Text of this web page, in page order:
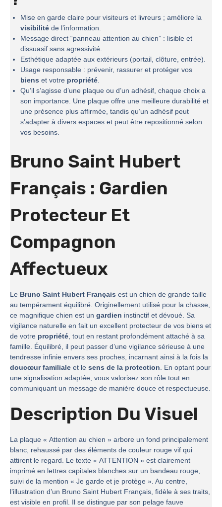
Mise en garde claire pour visiteurs et livreurs ; améliore la
visibilité de l’information.
Message direct “panneau attention au chien” : lisible et
dissuasif sans agressivité.
Esthétique adaptée aux extérieurs (portail, clôture, entrée).
Usage responsable : prévenir, rassurer et protéger vos
biens et votre propriété.
Qu’il s’agisse d’une plaque ou d’un adhésif, chaque choix a
son importance. Une plaque offre une meilleure durabilité et
une présence plus affirmée, tandis qu’un adhésif peut
s’adapter à divers espaces et peut être repositionné selon
vos besoins.
Bruno Saint Hubert
Français : Gardien
Protecteur Et
Compagnon
Affectueux
Le Bruno Saint Hubert Français est un chien de grande taille
au tempérament équilibré. Originellement utilisé pour la chasse,
ce magnifique chien est un gardien instinctif et dévoué. Sa
vigilance naturelle en fait un excellent protecteur de vos biens et
de votre propriété, tout en restant profondément attaché à sa
famille. Équilibré, il peut passer d’une vigilance sérieuse à une
tendresse infinie envers ses proches, incarnant ainsi à la fois la
doucœur familiale et le sens de la protection. En optant pour
une signalisation adaptée, vous valorisez son rôle tout en
communiquant un message de manière douce et respectueuse.
Description Du Visuel
La plaque « Attention au chien » arbore un fond principalement
blanc, rehaussé par des éléments de couleur rouge vif qui
attirent le regard. Le texte « ATTENTION » est clairement
imprimé en lettres capitales blanches sur un bandeau rouge,
suivi de la mention « Je garde et je protège ». Au centre,
l’illustration d’un Bruno Saint Hubert Français, fidèle à ses traits,
est visible en profil. Il se distingue par son pelage fauve